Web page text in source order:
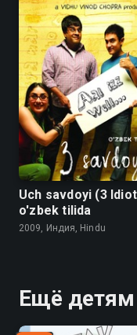
Uch savdoyi (3
o'zbek tilida
2009, Индия, Hindu
Ещё